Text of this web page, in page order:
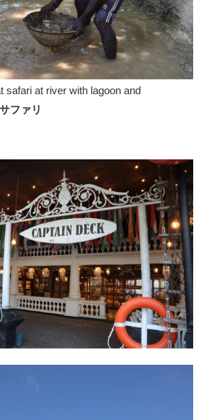
safari at river with lagoon and
ファリ